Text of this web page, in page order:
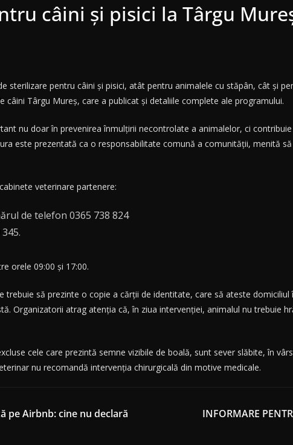
câini și pisici la Târgu
sterilizare pentru câini și pisici, atât pentru animalele cu stăpân, cât și
câini Târgu Mureș, care a publicat și detaliile complete ale programului.
nu doar în prevenirea înmulțirii necontrolate a animalelor, ci
este prezentată ca o responsabilitate comună a comunității, menită
veterinare partenere:
de telefon 0365 738 824
orele 09:00 și 17:00.
trebuie să prezinte o copie a cărții de identitate, care să ateste
Organizatorii atrag atenția că, în ziua intervenției, animalul nu trebuie
cele care prezintă semne vizibile de boală, sunt sever slăbite, în
nu recomandă intervenția chirurgicală din motive medicale.
pe Airbnb: cine nu declară
INFORMARE